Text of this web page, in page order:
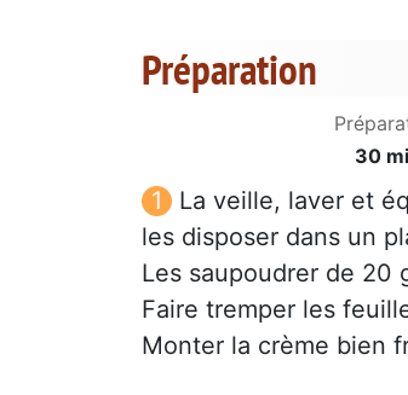
Préparation
30
La veille, laver et
les disposer dans un
Les saupoudrer de 20
Faire tremper les
Monter la crème bien